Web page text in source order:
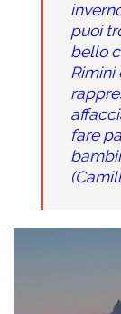
puoi
bello
Rimini
fare